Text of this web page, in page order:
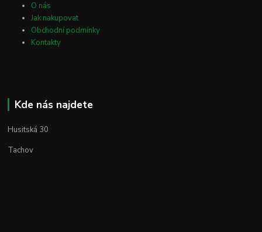
O nás
Jak nakupovat
Obchodní podmínky
Kontakty
Kde nás najdete
Husitská 30
Tachov